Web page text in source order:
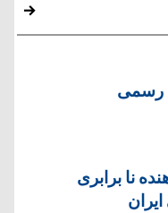
رسمی
نا برابری